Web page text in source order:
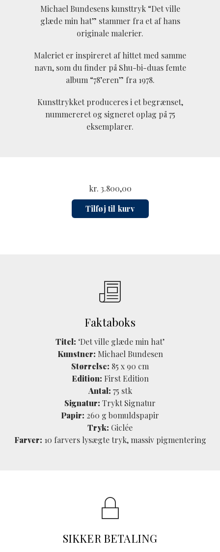
Michael Bundesens kunsttryk “Det ville
glæde min hat” stammer fra et af hans
originale malerier.
Maleriet er inspireret af hittet med samme
navn, som du finder på Shu-bi-duas femte
album “78’eren” fra 1978.
Kunsttrykket produceres i et begrænset,
nummereret og signeret oplag på 75
eksemplarer.
kr. 3.800,00
Tilføj til kurv
Faktaboks
Titel: ‘Det ville glæde min hat’
Kunstner: Michael Bundesen
Størrelse: 85 x 90 cm
Edition: First Edition
Antal: 75 stk
Signatur: Trykt Signatur
Papir: 260 g bomuldspapir
Tryk: Giclée
Farver: 10 farvers lysægte tryk, massiv pigmentering
SIKKER BETALING